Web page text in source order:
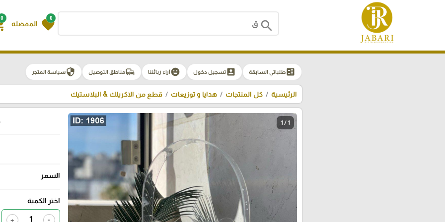
search
0
favorite المفضلة
0
ballotطلباتي السابقة account_boxتسجيل دخول emoji_emotionsآراء زبائننا commuteمناطق التوصيل securityسياسة المتجر
الرئيسية كل المنتجات هدايا و توزيعات قطع من الاكريلك & البلاستيك
1 / 1
السعر
اختر الكمية
-
+